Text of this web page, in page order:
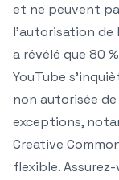
et ne peuvent
l’autorisation de
a révélé que 80
YouTube
non autorisée
exceptions,
Creative
flexible.